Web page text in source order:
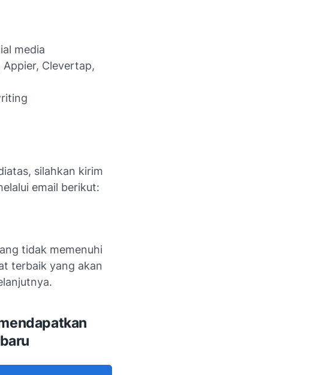
media
Clevertap,
silahkan kirim
email berikut:
tidak memenuhi
terbaik yang akan